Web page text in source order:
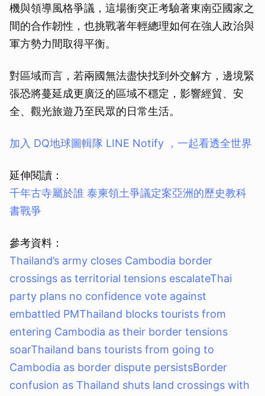
機與領導風格爭議，這場衝突正考驗著東南亞國家之
間的合作韌性，也挑戰著年輕總理如何在強人政治與
軍方勢力間取得平衡。
對區域而言，若兩國無法盡快找到外交解方，邊境緊
張恐將蔓延成更廣泛的區域不穩定，影響經貿、安
全、觀光旅遊乃至民眾的日常生活。
加入 DQ地球圖輯隊 LINE Notify ，一起看透全世界
延伸閱讀：
千年古寺屬於誰 泰柬領土爭議定案亞洲的歷史教科
書戰爭
參考資料：
Thailand’s army closes Cambodia border
crossings as territorial tensions escalateThai
party plans no confidence vote against
embattled PMThailand blocks tourists from
entering Cambodia as their border tensions
soarThailand bans tourists from going to
Cambodia as border dispute persistsBorder
confusion as Thailand shuts land crossings with